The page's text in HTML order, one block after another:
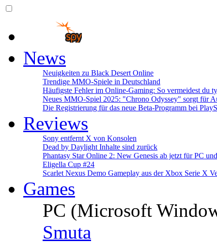
News
Neuigkeiten zu Black Desert Online
Trendige MMO-Spiele in Deutschland
Häufigste Fehler im Online-Gaming: So vermeidest du
Neues MMO-Spiel 2025: "Chrono Odyssey" sorgt für
Die Registrierung für das neue Beta-Programm bei
Reviews
Sony entfernt X von Konsolen
Dead by Daylight Inhalte sind zurück
Phantasy Star Online 2: New Genesis ab jetzt für PC
Eligella Cup #24
Scarlet Nexus Demo Gameplay aus der Xbox Serie X
Games
PC (Microsoft
Smuta